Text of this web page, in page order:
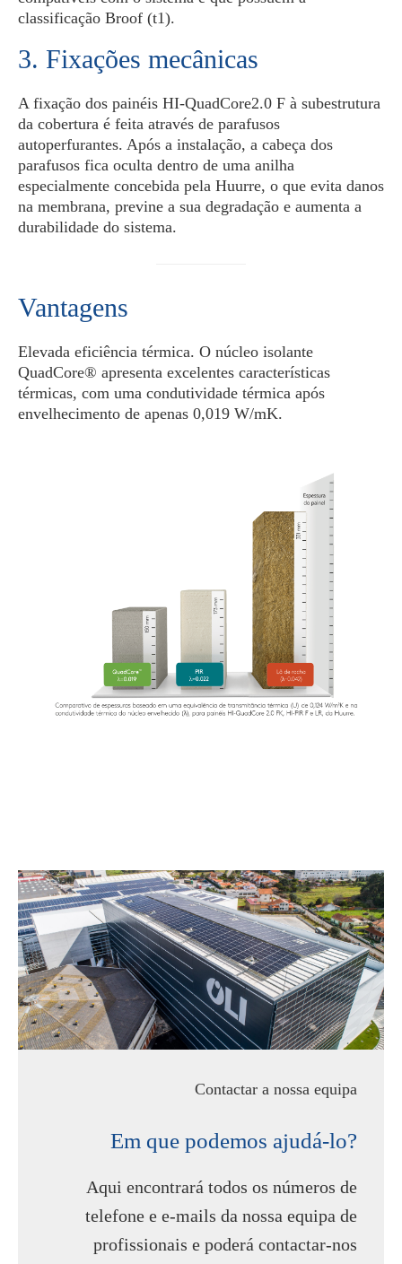
classificação Broof (t1).
3. Fixações mecânicas
A fixação dos painéis HI-QuadCore2.0 F à subestrutura
da cobertura é feita através de parafusos
autoperfurantes. Após a instalação, a cabeça dos
parafusos fica oculta dentro de uma anilha
especialmente concebida pela Huurre, o que evita danos
na membrana, previne a sua degradação e aumenta a
durabilidade do sistema.
Vantagens
Elevada eficiência térmica. O núcleo isolante
QuadCore® apresenta excelentes características
térmicas, com uma condutividade térmica após
envelhecimento de apenas 0,019 W/mK.
Contactar a nossa equipa
Em que podemos ajudá-lo?
Aqui encontrará todos os números de
telefone e e-mails da nossa equipa de
profissionais e poderá contactar-nos